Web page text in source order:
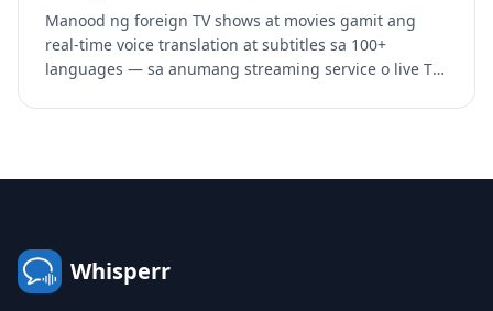
Manood ng foreign TV shows at movies gamit ang
real-time voice translation at subtitles sa 100+
languages — sa anumang streaming service o live TV.
Whisperr